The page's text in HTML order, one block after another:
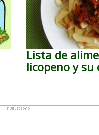
Lista de
licopeno y su